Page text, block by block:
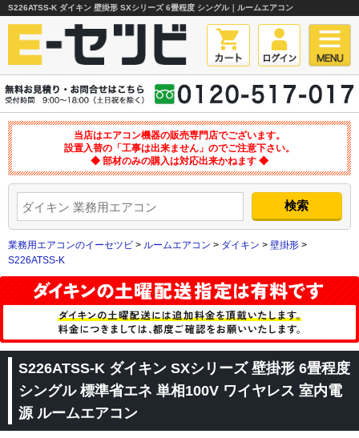
S226ATSS-K ダイキン 壁掛形 SXシリーズ 6畳程度 シングル｜ルームエアコン
当店はエアコン機器の販売専門店でございます。
設置入替の「工事は出来ません」のでご注意下さい。
◆ 部材のみの購入は対応出来かねます ◆
業務用エアコンのイーセツビ > ルームエアコン > ダイキン > 壁掛形 >
S226ATSS-K
S226ATSS-K ダイキン SXシリーズ 壁掛形 6畳程度
シングル 標準省エネ 単相100V ワイヤレス 室内電
源 ルームエアコン